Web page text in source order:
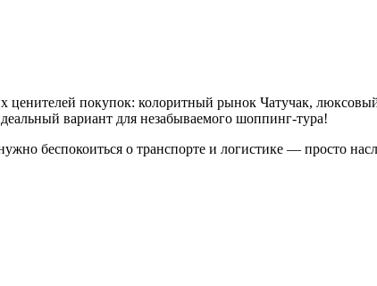
покупок: колоритный рынок Чатучак,
вариант для незабываемого шоппинг-тура!
беспокоиться о транспорте и логистике — просто